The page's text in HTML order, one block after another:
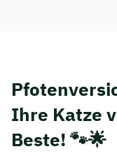
Ihre Katze
Beste! 🐾🌟